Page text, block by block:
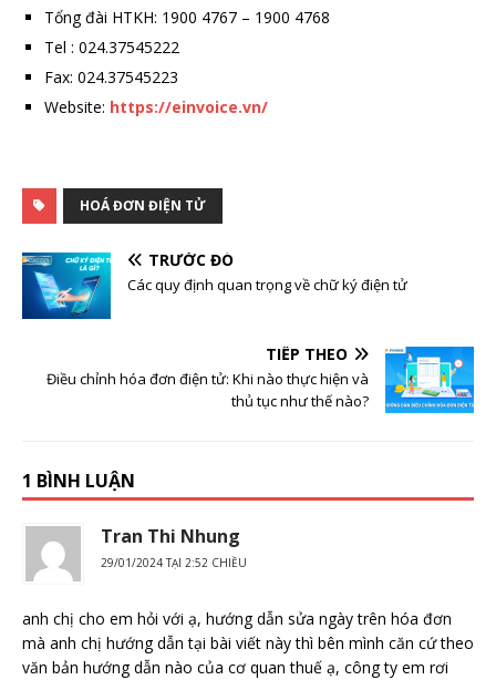
Tổng đài HTKH: 1900 4767 – 1900 4768
Tel : 024.37545222
Fax: 024.37545223
Website: https://einvoice.vn/
HOÁ ĐƠN ĐIỆN TỬ
TRƯỚC ĐÓ
Các quy định quan trọng về chữ ký điện tử
TIẾP THEO
Điều chỉnh hóa đơn điện tử: Khi nào thực hiện và
thủ tục như thế nào?
1 BÌNH LUẬN
Tran Thi Nhung
29/01/2024 TẠI 2:52 CHIỀU
anh chị cho em hỏi với ạ, hướng dẫn sửa ngày trên hóa đơn
mà anh chị hướng dẫn tại bài viết này thì bên mình căn cứ theo
văn bản hướng dẫn nào của cơ quan thuế ạ, công ty em rơi